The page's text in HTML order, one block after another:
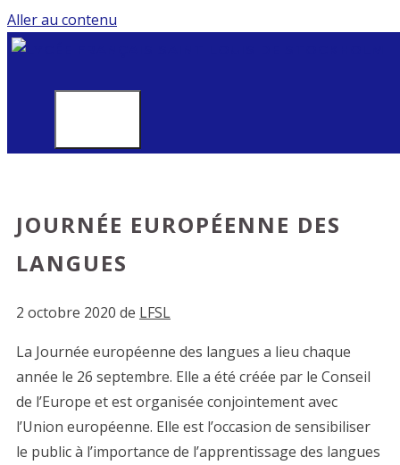
Aller au contenu
JOURNÉE EUROPÉENNE DES
LANGUES
2 octobre 2020 de LFSL
La Journée européenne des langues a lieu chaque
année le 26 septembre. Elle a été créée par le Conseil
de l’Europe et est organisée conjointement avec
l’Union européenne. Elle est l’occasion de sensibiliser
le public à l’importance de l’apprentissage des langues